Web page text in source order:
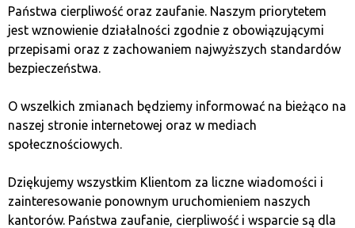
Обираючи гаманець, варто звернути увагу також на
інші питання, окрім безпеки. Одним з них є те, які
криптовалюти та токени підтримує даний гаманець.
підходять для щоденного використання,
наприклад, для оплати, а скоріше для зберігання
криптовалют. Зате програмні та онлайн-гаманці не
великих сум криптовалют.
Основні правила безпеки:
Państwa cierpliwość oraz zaufanie. Naszym priorytetem
jest wznowienie działalności zgodnie z obowiązującymi
przepisami oraz z zachowaniem najwyższych standardów
bezpieczeństwa.
O wszelkich zmianach będziemy informować na bieżąco na
naszej stronie internetowej oraz w mediach
społecznościowych.
Dziękujemy wszystkim Klientom za liczne wiadomości i
zainteresowanie ponownym uruchomieniem naszych
kantorów. Państwa zaufanie, cierpliwość i wsparcie są dla